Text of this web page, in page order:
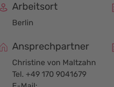
Arbeitsort
Berlin
Ansprechpartner
Christine von Maltzahn
Tel. +49 170 9041679